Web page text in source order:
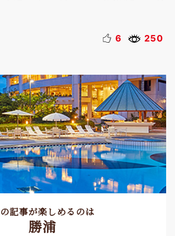
6 250
記事が楽しめるのは
勝浦